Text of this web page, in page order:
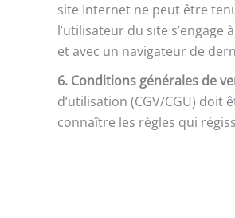
site Internet ne peut être
l’utilisateur du site
et avec un navigateur de
6. Conditions générales de
d’utilisation (CGV/CGU)
connaître les règles qui